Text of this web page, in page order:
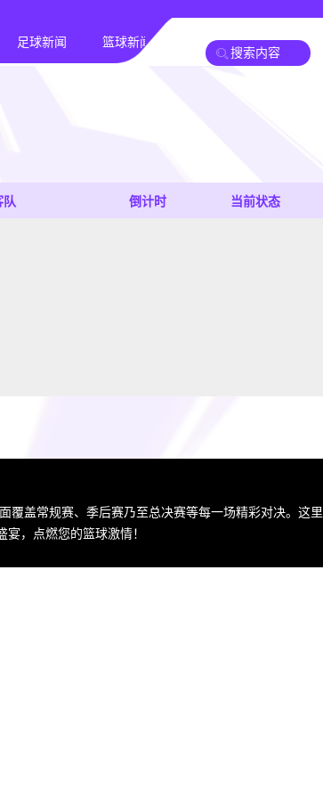
足球新闻 篮球新闻
队 倒计时 当前状态
覆盖常规赛、季后赛乃至总决赛等每一场精彩对决。这里
，点燃您的篮球激情！